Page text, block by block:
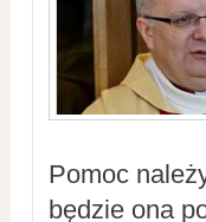
Pomoc
będzie ona